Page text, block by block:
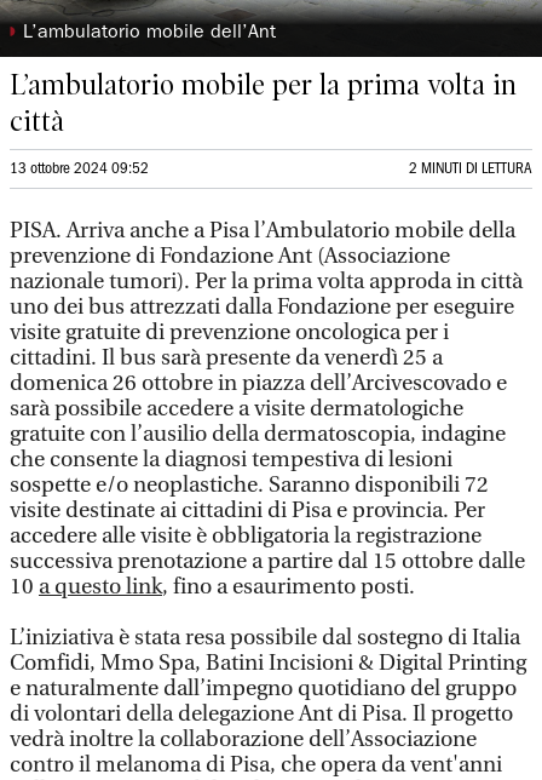
◗ L’ambulatorio mobile dell’Ant
L’ambulatorio mobile per la prima volta in
città
13 ottobre 2024 09:52 2 MINUTI DI LETTURA
PISA. Arriva anche a Pisa l’Ambulatorio mobile della
prevenzione di Fondazione Ant (Associazione
nazionale tumori). Per la prima volta approda in città
uno dei bus attrezzati dalla Fondazione per eseguire
visite gratuite di prevenzione oncologica per i
cittadini. Il bus sarà presente da venerdì 25 a
domenica 26 ottobre in piazza dell’Arcivescovado e
sarà possibile accedere a visite dermatologiche
gratuite con l’ausilio della dermatoscopia, indagine
che consente la diagnosi tempestiva di lesioni
sospette e/o neoplastiche. Saranno disponibili 72
visite destinate ai cittadini di Pisa e provincia. Per
accedere alle visite è obbligatoria la registrazione
successiva prenotazione a partire dal 15 ottobre dalle
10 a questo link, fino a esaurimento posti.
L’iniziativa è stata resa possibile dal sostegno di Italia
Comfidi, Mmo Spa, Batini Incisioni & Digital Printing
e naturalmente dall’impegno quotidiano del gruppo
di volontari della delegazione Ant di Pisa. Il progetto
vedrà inoltre la collaborazione dell’Associazione
contro il melanoma di Pisa, che opera da vent'anni